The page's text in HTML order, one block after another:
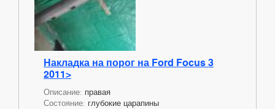
Накладка на порог на Ford Focus 3
2011>
Описание: правая
Состояние: глубокие царапины